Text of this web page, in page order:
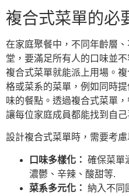
複合式菜單的必
在家庭聚餐中，不同年齡層
堂，要滿足所有人的口味並
複合式菜單就能派上用場。
格或菜系的菜單，例如同時
味的餐點。透過複合式菜單
讓每位家庭成員都能找到自
設計複合式菜單時，需要考慮
口味多樣化： 確保菜單
濃鬱、辛辣、酸甜等.
菜系多元化： 納入不同